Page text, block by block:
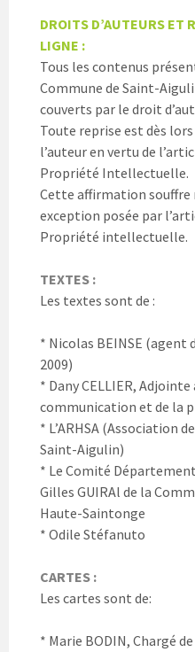
DROITS D’AUTEURS ET
LIGNE :
Tous les contenus
Commune de Saint-
couverts par le droit
Toute reprise est dès
l’auteur en vertu de
Propriété Intellectuelle.
Cette affirmation souffre
exception posée par
Propriété intellectuelle.
TEXTES :
Les textes sont de :
* Nicolas BEINSE (agent
2009)
* Dany CELLIER,
communication et de la
* L’ARHSA (Association
Saint-Aigulin)
* Le Comité
Gilles GUIRAl de la
Haute-Saintonge
* Odile Stéfanuto
CARTES :
Les cartes sont de:
* Marie BODIN, Chargé